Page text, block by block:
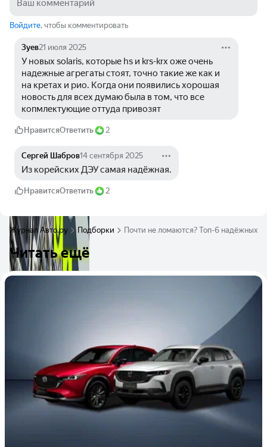
Войдите, чтобы комментировать
Зуев21 июля 2025
У новых solaris, которые hs и krs-krx оже очень
надежные агрегаты стоят, точно такие же как и
на кретах и рио. Когда они появились хорошая
новость для всех думаю была в том, что все
копмлектующие оттуда привозят
НравитсяОтветить 2
Сергей Шабров14 сентября 2025
Из корейских ДЭУ самая надёжная.
НравитсяОтветить 2
Журнал Авто.ру Подборки Почти не ломаются? Топ-6 надёжных
Читать ещё